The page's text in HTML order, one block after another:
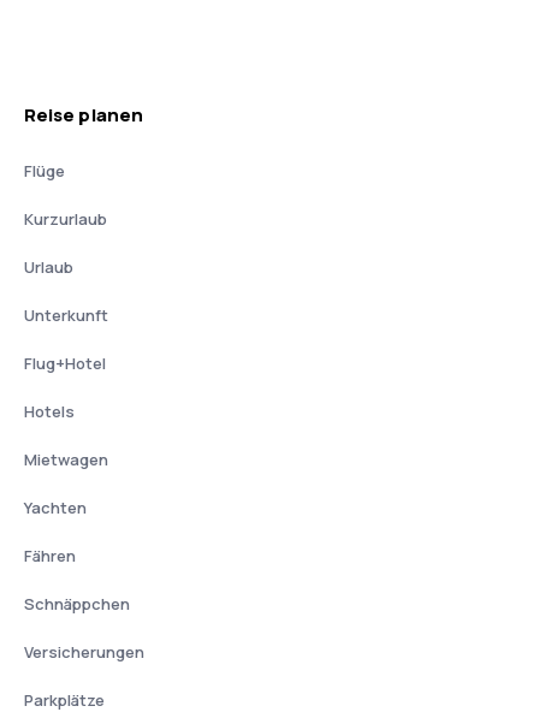
Reise planen
Flüge
Kurzurlaub
Urlaub
Unterkunft
Flug+Hotel
Hotels
Mietwagen
Yachten
Fähren
Schnäppchen
Versicherungen
Parkplätze